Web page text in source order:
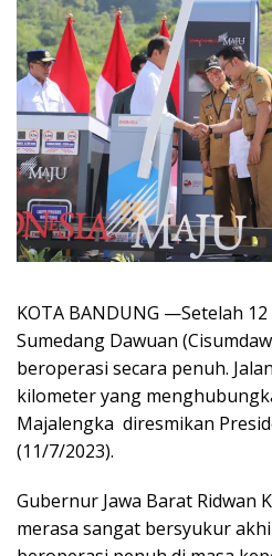
KOTA BANDUNG —Setelah
Sumedang Dawuan
beroperasi secara penuh.
kilometer yang
Majalengka diresmikan
(11/7/2023).
Gubernur Jawa Barat Ridwan
merasa sangat bersyukur